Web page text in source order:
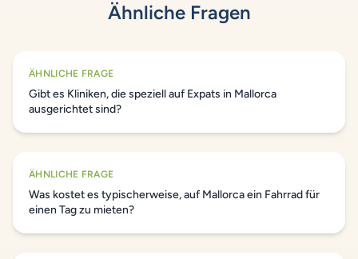
Ähnliche Fragen
ÄHNLICHE FRAGE
Gibt es Kliniken, die speziell auf Expats in Mallorca
ausgerichtet sind?
ÄHNLICHE FRAGE
Was kostet es typischerweise, auf Mallorca ein Fahrrad für
einen Tag zu mieten?